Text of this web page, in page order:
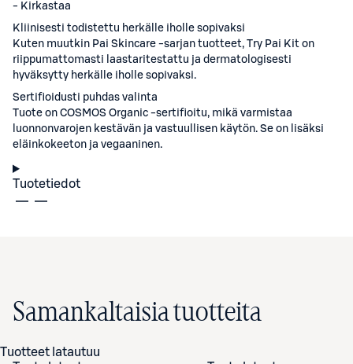
- Kirkastaa
Kliinisesti todistettu herkälle iholle sopivaksi
Kuten muutkin Pai Skincare -sarjan tuotteet, Try Pai Kit on
riippumattomasti laastaritestattu ja dermatologisesti
hyväksytty herkälle iholle sopivaksi.
Sertifioidusti puhdas valinta
Tuote on COSMOS Organic -sertifioitu, mikä varmistaa
luonnonvarojen kestävän ja vastuullisen käytön. Se on lisäksi
eläinkokeeton ja vegaaninen.
Tuotetiedot
Samankaltaisia tuotteita
Tuotteet latautuu